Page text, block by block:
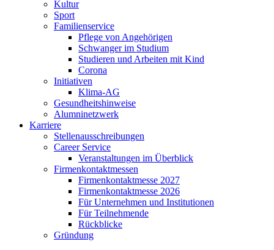
Kultur
Sport
Familienservice
Pflege von Angehörigen
Schwanger im Studium
Studieren und Arbeiten mit Kind
Corona
Initiativen
Klima-AG
Gesundheitshinweise
Alumninetzwerk
Karriere
Stellenausschreibungen
Career Service
Veranstaltungen im Überblick
Firmenkontaktmessen
Firmenkontaktmesse 2027
Firmenkontaktmesse 2026
Für Unternehmen und Institutionen
Für Teilnehmende
Rückblicke
Gründung